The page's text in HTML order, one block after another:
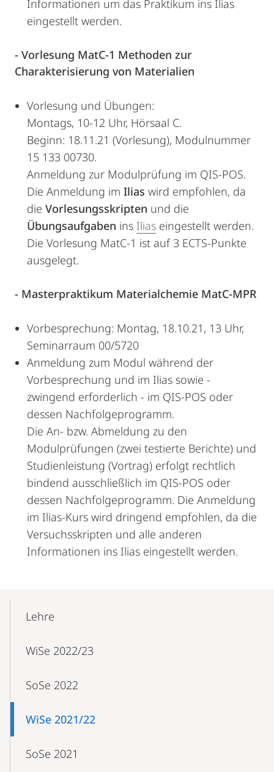
Informationen um das Praktikum ins Ilias
eingestellt werden.
- Vorlesung MatC-1 Methoden zur
Charakterisierung von Materialien
Vorlesung und Übungen:
Montags, 10-12 Uhr, Hörsaal C.
Beginn: 18.11.21 (Vorlesung), Modulnummer
15 133 00730.
Anmeldung zur Modulprüfung im QIS-POS.
Die Anmeldung im Ilias wird empfohlen, da
die Vorlesungsskripten und die
Übungsaufgaben ins Ilias eingestellt werden.
Die Vorlesung MatC-1 ist auf 3 ECTS-Punkte
ausgelegt.
- Masterpraktikum Materialchemie MatC-MPR
Vorbesprechung: Montag, 18.10.21, 13 Uhr,
Seminarraum 00/5720
Anmeldung zum Modul während der
Vorbesprechung und im Ilias sowie -
zwingend erforderlich - im QIS-POS oder
dessen Nachfolgeprogramm.
Die An- bzw. Abmeldung zu den
Modulprüfungen (zwei testierte Berichte) und
Studienleistung (Vortrag) erfolgt rechtlich
bindend ausschließlich im QIS-POS oder
dessen Nachfolgeprogramm. Die Anmeldung
im Ilias-Kurs wird dringend empfohlen, da die
Versuchsskripten und alle anderen
Informationen ins Ilias eingestellt werden.
Navigation
Lehre
WiSe 2022/23
SoSe 2022
WiSe 2021/22
SoSe 2021